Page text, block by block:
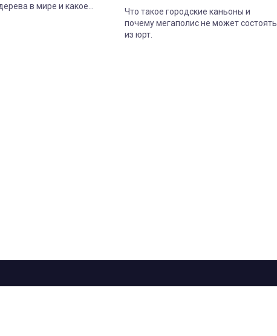
в мире и какое
Что такое городские каньоны и
почему мегаполис не может состоять
из юрт.